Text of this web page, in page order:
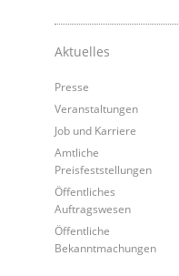
Aktuelles
Presse
Veranstaltungen
Job und Karriere
Amtliche
Preisfeststellungen
Öffentliches
Auftragswesen
Öffentliche
Bekanntmachungen